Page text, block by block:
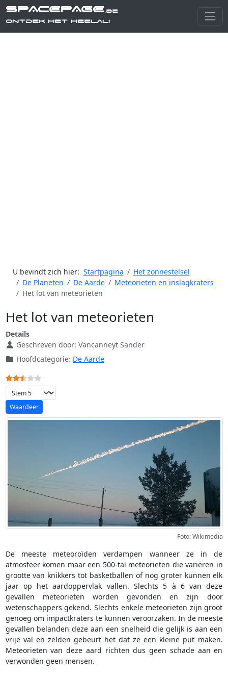
SPACEPAGE.be
Ontdek het heelal!
U bevindt zich hier: Startpagina
Het zonnestelsel
De Planeten
De Aarde
Meteorieten en inslagkraters
Het lot van meteorieten
Het lot van meteorieten
Details
Geschreven door: Vancanneyt Sander
Hoofdcategorie: De Aarde
Gebruikerswaardering:
Voeg waardering toe
Foto: Wikimedia
De meeste meteoroïden verdampen wanneer ze in de
atmosfeer komen maar een 500-tal meteorieten die variëren in
grootte van knikkers tot basketballen of nog groter kunnen elk
jaar op het aardoppervlak vallen. Slechts 5 à 6 van deze
gevallen meteorieten worden gevonden en zijn door
wetenschappers gekend. Slechts enkele meteorieten zijn groot
genoeg om impactkraters te kunnen veroorzaken. In de meeste
gevallen belanden deze aan een snelheid die gelijk is aan een
vrije val en zelden gebeurt het dat ze een kleine put maken.
Meteorieten van deze aard richten dus geen schade aan en
verwonden geen mensen.